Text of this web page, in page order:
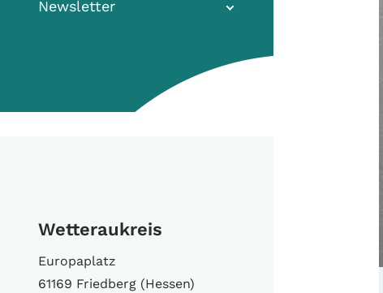
Newsletter
Wetteraukreis
Europaplatz
61169 Friedberg (Hessen)